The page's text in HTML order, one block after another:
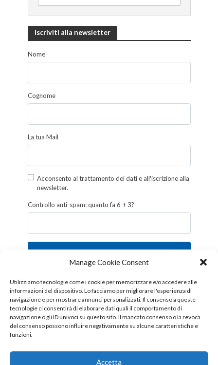
Manage Cookie Consent
Utilizziamo tecnologie come i cookie per memorizzare e/o accedere alle
informazioni del dispositivo. Lo facciamo per migliorare l'esperienza di
navigazione e per mostrare annunci personalizzati. Il consenso a queste
tecnologie ci consentirà di elaborare dati quali il comportamento di
navigazione o gli ID univoci su questo sito. Il mancato consenso o la revoca
del consenso possono influire negativamente su alcune caratteristiche e
funzioni.
Accetta
Iscriviti alla newsletter
Nome
Cognome
La tua Mail
Acconsento al trattamento dei dati e all'iscrizione alla
newsletter.
Controllo anti-spam: quanto fa 6 + 3?
Iscriviti
Follow us!